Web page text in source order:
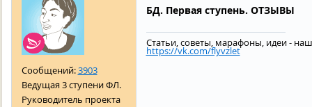
Сообщений:3903
Ведущая 3 ступени ФЛ.
Руководитель проекта
БД. Первая ступень. ОТЗЫВЫ
Статьи, советы, марафоны, идеи -
https://vk.com/flyvzlet